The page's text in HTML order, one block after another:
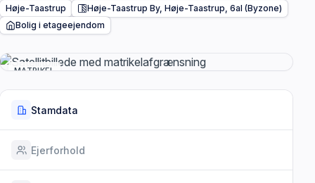
Høje-Taastrup
Høje-Taastrup By, Høje-Taastrup, 6al (Byzone)
Bolig i etageejendom
MATRIKEL
Stamdata
Ejerforhold